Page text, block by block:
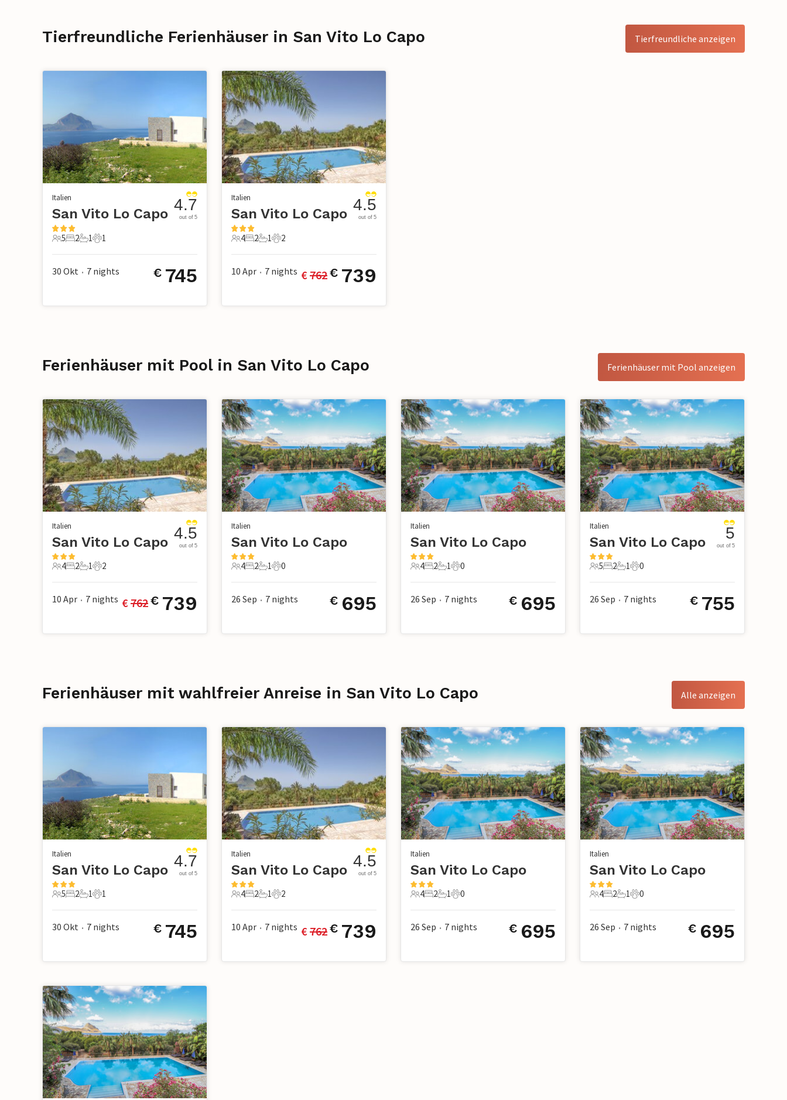
Tierfreundliche Ferienhäuser in San Vito Lo Capo Tierfreundliche anzeigen
Italien
San Vito Lo Capo
5 Gäste
5
2 Schlafzimmer
2
1 Badezimmer
1
1 Haustier
1
4.7
out of 5
30 Okt • 7 nights € 745
Italien
San Vito Lo Capo
4 Gäste
4
2 Schlafzimmer
2
1 Badezimmer
1
2 Haustiere
2
4.5
out of 5
10 Apr • 7 nights € 762€ 739
Ferienhäuser mit Pool in San Vito Lo Capo Ferienhäuser mit Pool anzeigen
Italien
San Vito Lo Capo
4 Gäste
4
2 Schlafzimmer
2
1 Badezimmer
1
2 Haustiere
2
4.5
out of 5
10 Apr • 7 nights € 762€ 739
Italien
San Vito Lo Capo
4 Gäste
4
2 Schlafzimmer
2
1 Badezimmer
1
0 Haustiere
0
26 Sep • 7 nights € 695
Italien
San Vito Lo Capo
4 Gäste
4
2 Schlafzimmer
2
1 Badezimmer
1
0 Haustiere
0
26 Sep • 7 nights € 695
Italien
San Vito Lo Capo
5 Gäste
5
2 Schlafzimmer
2
1 Badezimmer
1
0 Haustiere
0
5
out of 5
26 Sep • 7 nights € 755
Ferienhäuser mit wahlfreier Anreise in San Vito Lo Capo Alle anzeigen
Italien
San Vito Lo Capo
5 Gäste
5
2 Schlafzimmer
2
1 Badezimmer
1
1 Haustier
1
4.7
out of 5
30 Okt • 7 nights € 745
Italien
San Vito Lo Capo
4 Gäste
4
2 Schlafzimmer
2
1 Badezimmer
1
2 Haustiere
2
4.5
out of 5
10 Apr • 7 nights € 762€ 739
Italien
San Vito Lo Capo
4 Gäste
4
2 Schlafzimmer
2
1 Badezimmer
1
0 Haustiere
0
26 Sep • 7 nights € 695
Italien
San Vito Lo Capo
4 Gäste
4
2 Schlafzimmer
2
1 Badezimmer
1
0 Haustiere
0
26 Sep • 7 nights € 695